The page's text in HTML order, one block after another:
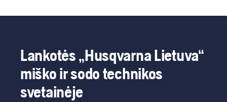
Lankotės „Husqvarna Lietuva“
miško ir sodo technikos
svetainėje